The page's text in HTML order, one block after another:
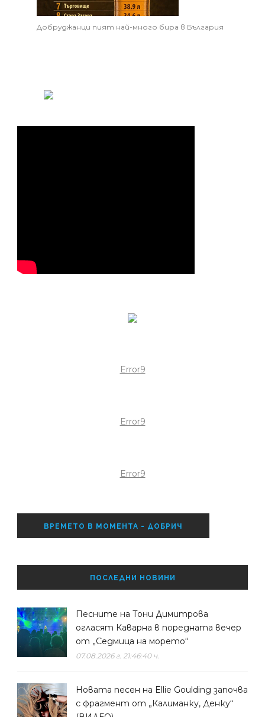
Добруджанци пият най-много бира в България
Error9
Error9
Error9
ВРЕМЕТО В МОМЕНТА - ДОБРИЧ
ПОСЛЕДНИ НОВИНИ
Песните на Тони Димитрова
огласят Каварна в поредната вечер
от „Седмица на морето“
07.08.2026 г. 21:46:40 ч.
Новата песен на Ellie Goulding започва
с фрагмент от „Калиманку, Денку“